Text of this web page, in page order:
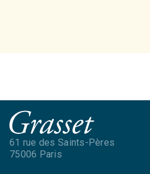
61 rue des Saints-Pères
75006 Paris